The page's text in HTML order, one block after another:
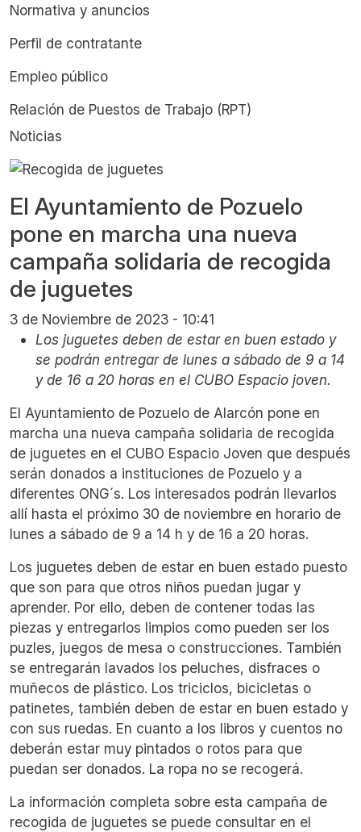
Normativa y anuncios
Perfil de contratante
Empleo público
Relación de Puestos de Trabajo (RPT)
Noticias
El Ayuntamiento de Pozuelo
pone en marcha una nueva
campaña solidaria de recogida
de juguetes
3 de Noviembre de 2023 - 10:41
Los juguetes deben de estar en buen estado y
se podrán entregar de lunes a sábado de 9 a 14
y de 16 a 20 horas en el CUBO Espacio joven.
El Ayuntamiento de Pozuelo de Alarcón pone en
marcha una nueva campaña solidaria de recogida
de juguetes en el CUBO Espacio Joven que después
serán donados a instituciones de Pozuelo y a
diferentes ONG´s. Los interesados podrán llevarlos
allí hasta el próximo 30 de noviembre en horario de
lunes a sábado de 9 a 14 h y de 16 a 20 horas.
Los juguetes deben de estar en buen estado puesto
que son para que otros niños puedan jugar y
aprender. Por ello, deben de contener todas las
piezas y entregarlos limpios como pueden ser los
puzles, juegos de mesa o construcciones. También
se entregarán lavados los peluches, disfraces o
muñecos de plástico. Los triciclos, bicicletas o
patinetes, también deben de estar en buen estado y
con sus ruedas. En cuanto a los libros y cuentos no
deberán estar muy pintados o rotos para que
puedan ser donados. La ropa no se recogerá.
La información completa sobre esta campaña de
recogida de juguetes se puede consultar en el